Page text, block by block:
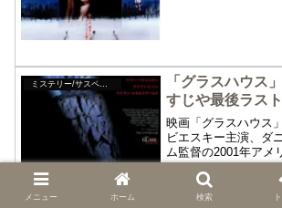
ミステリー/サスペンス
「グラスハウス
すじや最後ラス
映画「グラスハウス
ビエスキー主演、ダ
ム監督の2001年アメ
映画「グラスハウス
すじや最後ラストの
紹介します。交通事
メニュー ホーム 検索